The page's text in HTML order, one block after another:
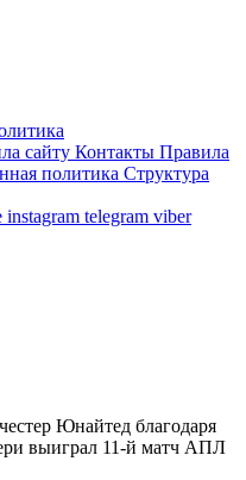
сайту Контакты Правила
политика Структура
instagram telegram viber
Юнайтед благодаря
выиграл 11-й матч АПЛ